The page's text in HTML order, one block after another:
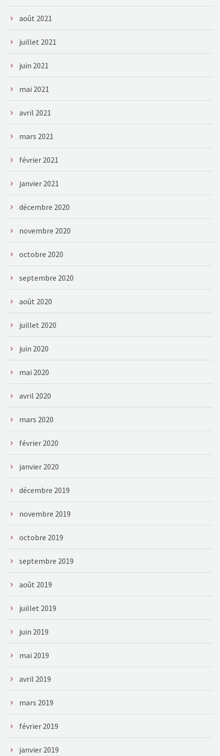
août 2021
juillet 2021
juin 2021
mai 2021
avril 2021
mars 2021
février 2021
janvier 2021
décembre 2020
novembre 2020
octobre 2020
septembre 2020
août 2020
juillet 2020
juin 2020
mai 2020
avril 2020
mars 2020
février 2020
janvier 2020
décembre 2019
novembre 2019
octobre 2019
septembre 2019
août 2019
juillet 2019
juin 2019
mai 2019
avril 2019
mars 2019
février 2019
janvier 2019